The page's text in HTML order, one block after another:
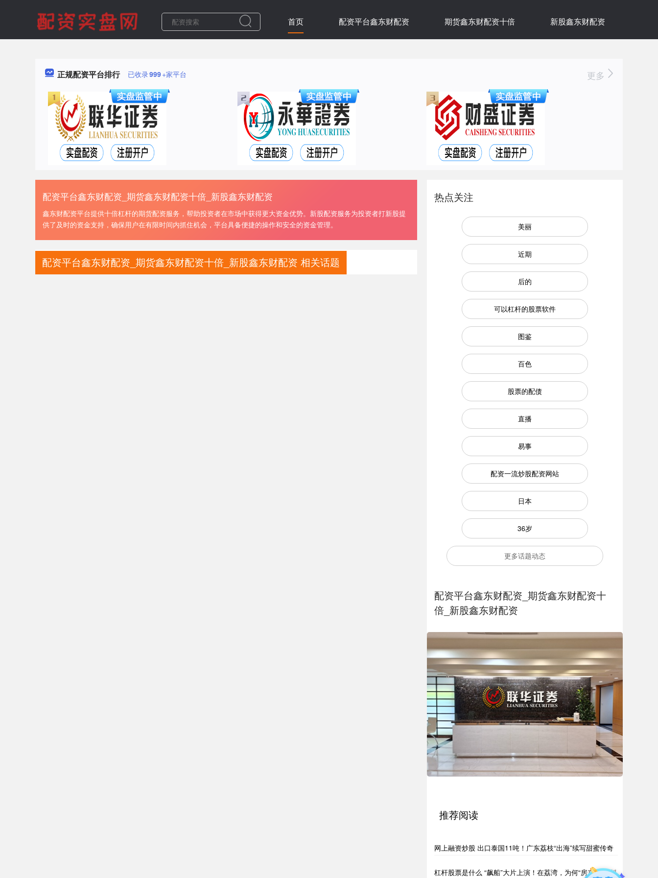
首页 配资平台鑫东财配资 期货鑫东财配资十倍 新股鑫东财配资
正规配资平台排行 已收录999+家平台 更多
配资平台鑫东财配资_期货鑫东财配资十倍_新股鑫东财配资
鑫东财配资平台提供十倍杠杆的期货配资服务，帮助投资者在市场中获得更大资金优势。新股配资服务为投资者打新股提
供了及时的资金支持，确保用户在有限时间内抓住机会，平台具备便捷的操作和安全的资金管理。
配资平台鑫东财配资_期货鑫东财配资十倍_新股鑫东财配资 相关话题
热点关注
美丽
近期
后的
可以杠杆的股票软件
图鉴
百色
股票的配债
直播
易事
配资一流炒股配资网站
日本
36岁
更多话题动态
配资平台鑫东财配资_期货鑫东财配资十
倍_新股鑫东财配资
推荐阅读
网上融资炒股 出口泰国11吨！广东荔枝“出海”续写甜蜜传奇
杠杆股票是什么 “飙船”大片上演！在荔湾，为何“房东”痴迷扒